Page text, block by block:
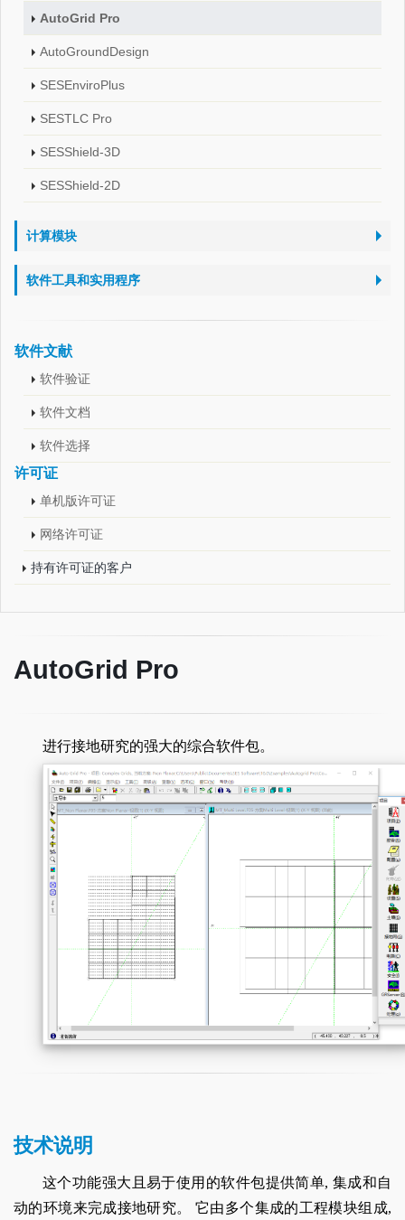
AutoGrid Pro
AutoGroundDesign
SESEnviroPlus
SESTLC Pro
SESShield-3D
SESShield-2D
计算模块
软件工具和实用程序
软件文献
软件验证
软件文档
软件选择
许可证
单机版许可证
网络许可证
持有许可证的客户
AutoGrid Pro
进行接地研究的强大的综合软件包。
技术说明
这个功能强大且易于使用的软件包提供简单, 集成和自
动的环境来完成接地研究。 它由多个集成的工程模块组成,